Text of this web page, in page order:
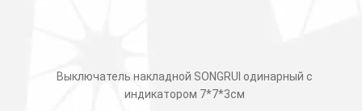
Выключатель накладной SONGRUI одинарный с
индикатором 7*7*3см